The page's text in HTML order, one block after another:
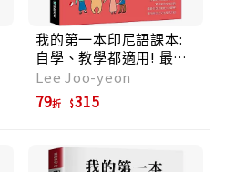
我的第一本印尼語課本:
自學、教學都適用! 最多
第二外語、語言中心、網
路課程指定教材! (QR碼
行動學習版/附QR碼線上
Lee Joo-yeon
79折 315